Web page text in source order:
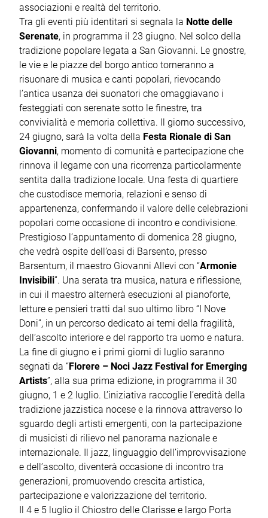
associazioni e realtà del territorio.
Tra gli eventi più identitari si segnala la Notte delle
Serenate, in programma il 23 giugno. Nel solco della
tradizione popolare legata a San Giovanni. Le gnostre,
le vie e le piazze del borgo antico torneranno a
risuonare di musica e canti popolari, rievocando
l’antica usanza dei suonatori che omaggiavano i
festeggiati con serenate sotto le finestre, tra
convivialità e memoria collettiva. Il giorno successivo,
24 giugno, sarà la volta della Festa Rionale di San
Giovanni, momento di comunità e partecipazione che
rinnova il legame con una ricorrenza particolarmente
sentita dalla tradizione locale. Una festa di quartiere
che custodisce memoria, relazioni e senso di
appartenenza, confermando il valore delle celebrazioni
popolari come occasione di incontro e condivisione.
Prestigioso l’appuntamento di domenica 28 giugno,
che vedrà ospite dell’oasi di Barsento, presso
Barsentum, il maestro Giovanni Allevi con “Armonie
Invisibili”. Una serata tra musica, natura e riflessione,
in cui il maestro alternerà esecuzioni al pianoforte,
letture e pensieri tratti dal suo ultimo libro “I Nove
Doni”, in un percorso dedicato ai temi della fragilità,
dell’ascolto interiore e del rapporto tra uomo e natura.
La fine di giugno e i primi giorni di luglio saranno
segnati da “Florere – Noci Jazz Festival for Emerging
Artists”, alla sua prima edizione, in programma il 30
giugno, 1 e 2 luglio. L’iniziativa raccoglie l’eredità della
tradizione jazzistica nocese e la rinnova attraverso lo
sguardo degli artisti emergenti, con la partecipazione
di musicisti di rilievo nel panorama nazionale e
internazionale. Il jazz, linguaggio dell’improvvisazione
e dell’ascolto, diventerà occasione di incontro tra
generazioni, promuovendo crescita artistica,
partecipazione e valorizzazione del territorio.
Il 4 e 5 luglio il Chiostro delle Clarisse e largo Porta